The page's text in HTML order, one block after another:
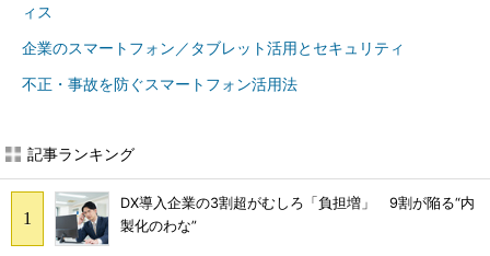
ィス
企業のスマートフォン／タブレット活用とセキュリティ
不正・事故を防ぐスマートフォン活用法
記事ランキング
DX導入企業の3割超がむしろ「負担増」 9割が陥る“内
製化のわな”